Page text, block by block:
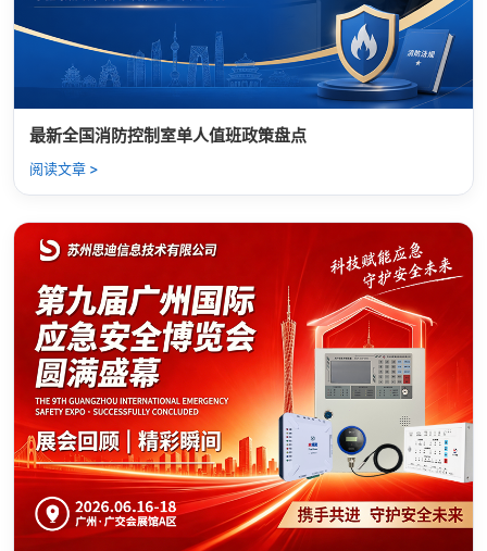
最新全国消防控制室单人值班政策盘点
阅读文章 >